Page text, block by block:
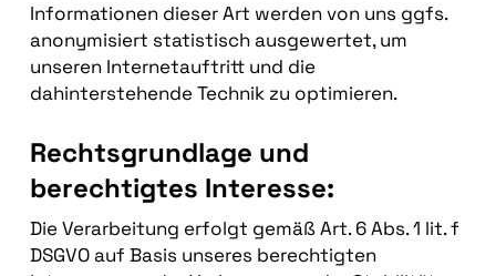
Informationen dieser Art werden von uns ggfs.
anonymisiert statistisch ausgewertet, um
unseren Internetauftritt und die
dahinterstehende Technik zu optimieren.
Rechtsgrundlage und
berechtigtes Interesse:
Die Verarbeitung erfolgt gemäß Art. 6 Abs. 1 lit. f
DSGVO auf Basis unseres berechtigten